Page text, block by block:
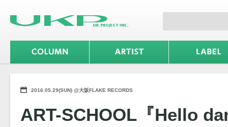
2016.05.29(SUN) @大阪FLAKE RECORDS
ART-SCHOOL『Hello